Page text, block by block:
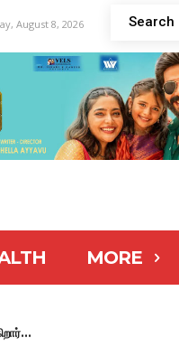
August 8, 2026 Search
MORE